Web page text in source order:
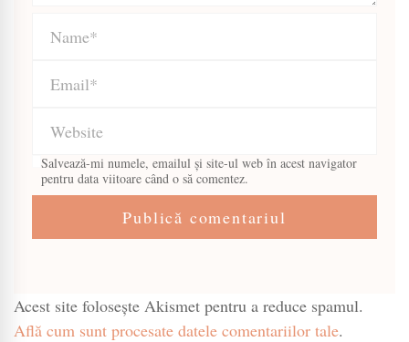
Salvează-mi numele, emailul și site-ul web în acest navigator
pentru data viitoare când o să comentez.
Acest site folosește Akismet pentru a reduce spamul.
Află cum sunt procesate datele comentariilor tale.